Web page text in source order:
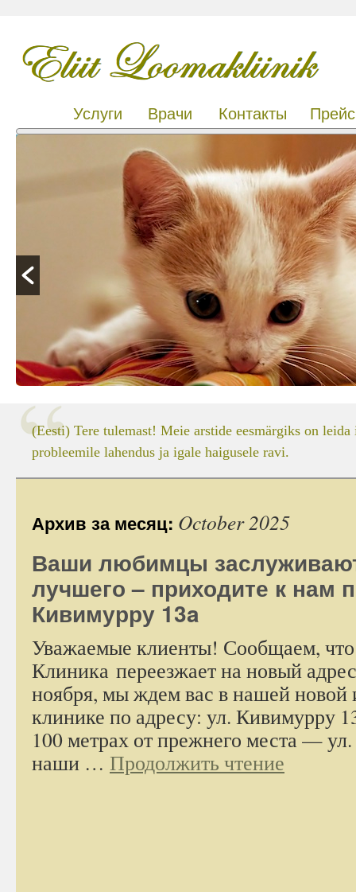
Контакты
Врачи
Услуги
(Eesti) Tere tulemast! Meie arstide eesmärgiks on leida
probleemile lahendus ja igale haigusele ravi.
Архив за месяц: October 2025
Ваши любимцы
лучшего – приходите к нам
Кивимурру 13a
Уважаемые клиенты! Сообщаем,
Клиника переезжает на новый
ноября, мы ждем вас в нашей новой
клинике по адресу: ул. Кивимурру
100 метрах от прежнего места —
наши … Продолжить чтение